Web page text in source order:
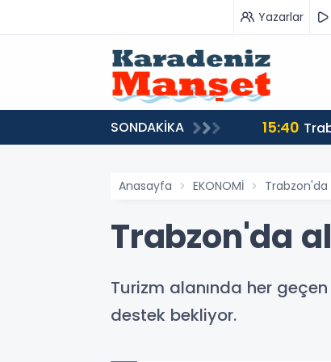
Yazarlar
SONDAKİKA 15:40
Anasayfa EKONOMİ
Trabzon'da
Turizm alanında her
destek bekliyor.